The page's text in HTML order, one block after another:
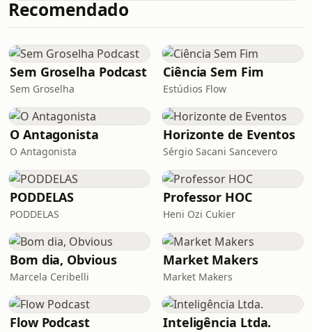
cheio de humor, entretenimento, e
muita NOSTALGIA! Nesse episódio,
Pokémon que foi vivenciada pela
Pokémania nos anos 90/00. Você é
dessa época? Lembre-se: Temos que
Recomendado
Sem Groselha Podcast
Sem Groselha
Ciência Sem Fim
Estúdios Flow
O Antagonista
O Antagonista
Horizonte de Eventos
Sérgio Sacani Sancevero
PODDELAS
PODDELAS
Professor HOC
Heni Ozi Cukier
Bom dia, Obvious
Marcela Ceribelli
Market Makers
Market Makers
Flow Podcast Inteligência Ltda.